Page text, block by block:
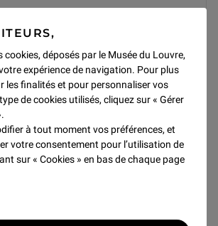
cookies, déposés par le Musée du Louvre,
expérience de navigation. Pour plus
les finalités et pour personnaliser vos
de cookies utilisés, cliquez sur « Gérer
à tout moment vos préférences, et
votre consentement pour l’utilisation de
sur « Cookies » en bas de chaque page
(sauf mardi) de 9h à 17h
par courriel. Lorsque le courriel
les billets sont envoyés par courrier
à l’accueil de l’auditorium (30 minutes
la séance).
ne sont ni remboursées ni
le justificatif sera demandé le jour
Si le justificatif ne correspond pas au
devra acheter un billet à tarif
: par le passage Richelieu Après 17h30 :